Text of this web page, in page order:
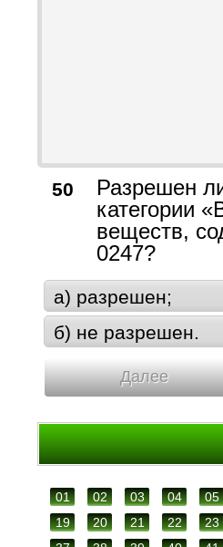
50
Разрешен
категории
веществ,
0247?
а) разрешен;
б) не разрешен.
Далее
01 02 03 04 05
19
20 21 22 23